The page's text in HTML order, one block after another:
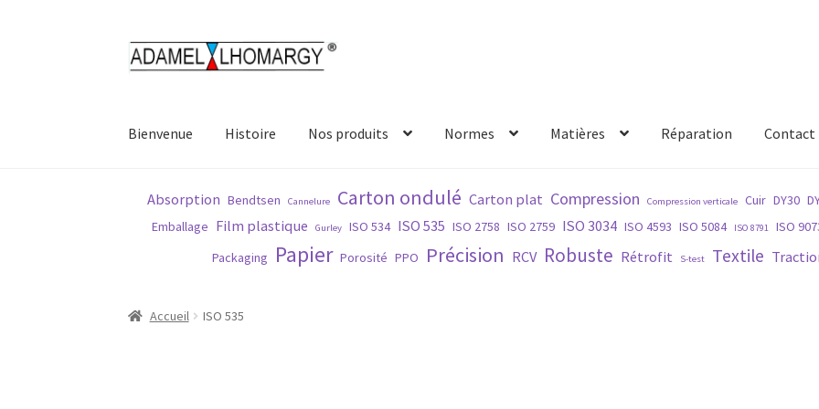
Aller
à
Aller
au
Bienvenue Histoire Nos produits Normes Matières Réparation Contact
Accueil Contact Histoire NormesNos produitsRéparation
Absorption Bendtsen Cannelure Carton ondulé Carton plat Compression Compression verticale Cuir DY30
Emballage Film plastique Gurley ISO 534 ISO 535 ISO 2758 ISO 2759 ISO 3034 ISO 4593 ISO 5084 ISO 8791
ISO
Packaging
Papier Porosité PPO Précision RCV Robuste Rétrofit S-test Textile
Accueil ISO 535